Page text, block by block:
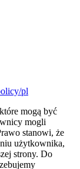
pl
mogą być
mogli
stanowi, że
użytkownika,
strony. Do